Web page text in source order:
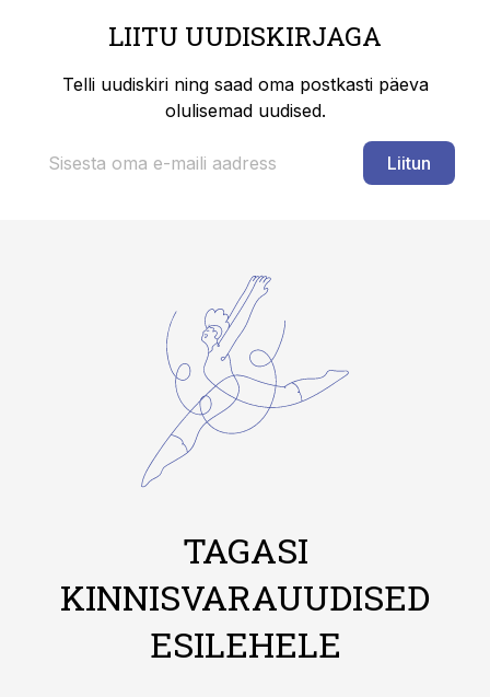
LIITU UUDISKIRJAGA
Telli uudiskiri ning saad oma postkasti päeva
olulisemad uudised.
Liitun
TAGASI
KINNISVARAUUDISED
ESILEHELE